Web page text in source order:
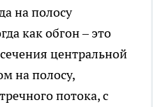
на полосу
как обгон – это
центральной
на полосу,
потока, с